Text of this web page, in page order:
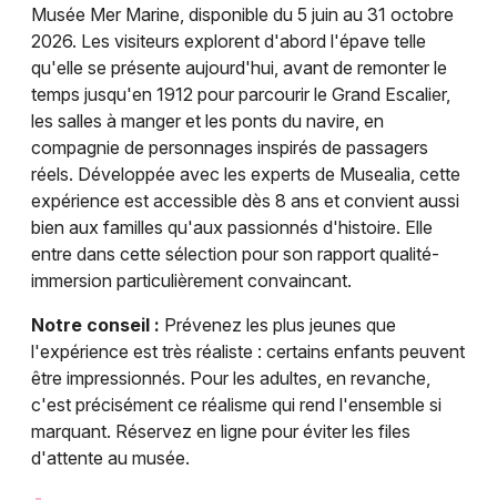
Musée Mer Marine, disponible du 5 juin au 31 octobre
2026. Les visiteurs explorent d'abord l'épave telle
qu'elle se présente aujourd'hui, avant de remonter le
temps jusqu'en 1912 pour parcourir le Grand Escalier,
les salles à manger et les ponts du navire, en
compagnie de personnages inspirés de passagers
réels. Développée avec les experts de Musealia, cette
expérience est accessible dès 8 ans et convient aussi
bien aux familles qu'aux passionnés d'histoire. Elle
entre dans cette sélection pour son rapport qualité-
immersion particulièrement convaincant.
Notre conseil : Prévenez les plus jeunes que
l'expérience est très réaliste : certains enfants peuvent
être impressionnés. Pour les adultes, en revanche,
c'est précisément ce réalisme qui rend l'ensemble si
marquant. Réservez en ligne pour éviter les files
d'attente au musée.